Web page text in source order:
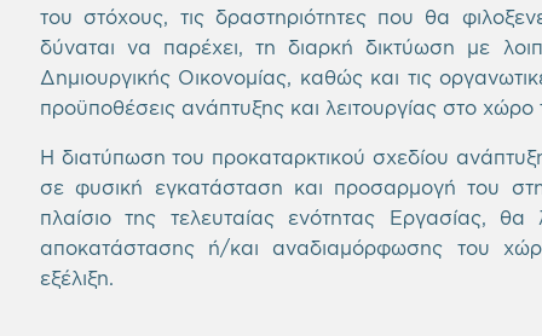
του στόχους, τις δραστηριότητες που θα
δύναται να παρέχει, τη διαρκή δικτύωση με
Δημιουργικής Οικονομίας, καθώς και τις
προϋποθέσεις ανάπτυξης και λειτουργίας στο
Η διατύπωση του προκαταρκτικού σχεδίου
σε φυσική εγκατάσταση και προσαρμογή του
πλαίσιο της τελευταίας ενότητας Εργασίας,
αποκατάστασης ή/και αναδιαμόρφωσης του
εξέλιξη.